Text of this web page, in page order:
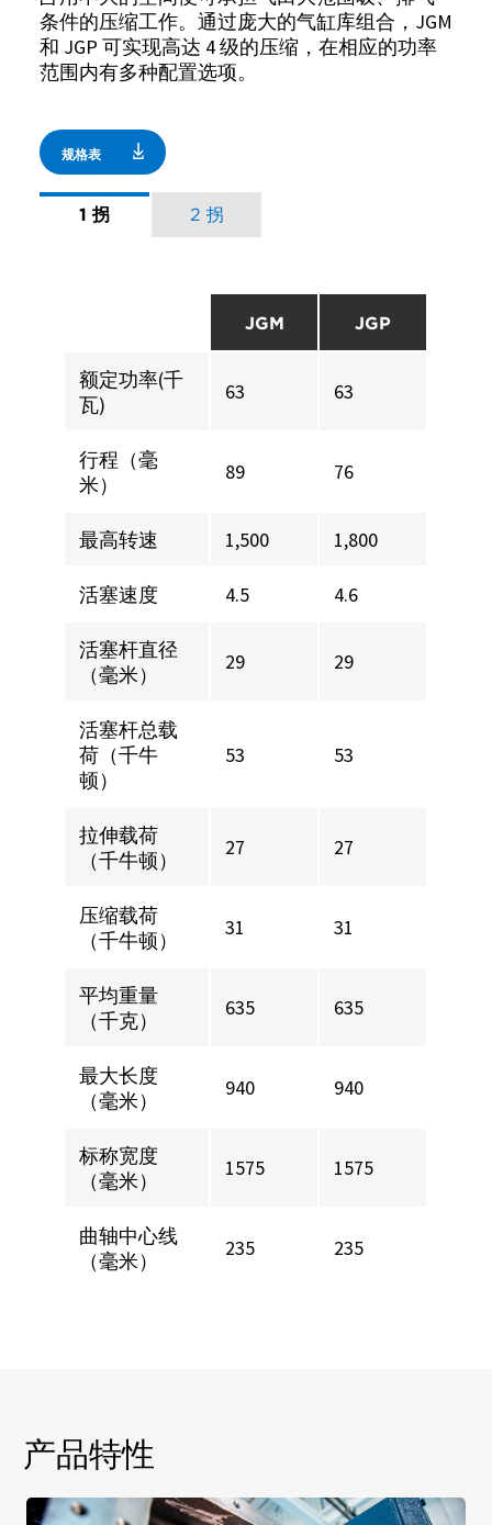
条件的压缩工作。通过庞大的气缸库组合，JGM
和 JGP 可实现高达 4 级的压缩，在相应的功率
范围内有多种配置选项。
规格表
1 拐 2 拐
JGM JGP
额定功率(千
瓦)
63 63
行程（毫
米）
89 76
最高转速 1,500 1,800
活塞速度 4.5 4.6
活塞杆直径
（毫米）
29 29
活塞杆总载
荷（千牛
顿）
53 53
拉伸载荷
（千牛顿）
27 27
压缩载荷
（千牛顿）
31 31
平均重量
（千克）
635 635
最大长度
（毫米）
940 940
标称宽度
（毫米）
1575 1575
曲轴中心线
（毫米）
235 235
产品特性